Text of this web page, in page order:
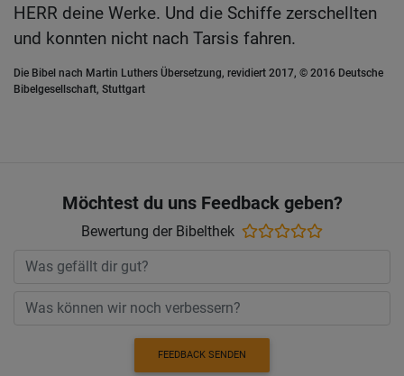
HERR deine Werke. Und die Schiffe zerschellten
und konnten nicht nach Tarsis fahren.
Die Bibel nach Martin Luthers Übersetzung, revidiert 2017, © 2016 Deutsche
Bibelgesellschaft, Stuttgart
Möchtest du uns Feedback geben?
Bewertung der Bibelthek
FEEDBACK SENDEN